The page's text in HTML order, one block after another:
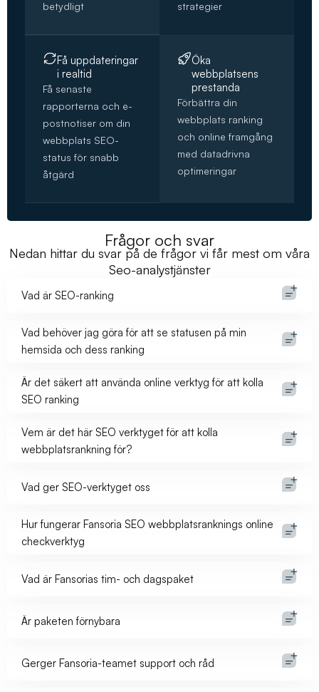
betydligt strategier
Få uppdateringar
i realtid
Få senaste
rapporterna och e-
postnotiser om din
webbplats SEO-
status för snabb
åtgärd
Öka
webbplatsens
prestanda
Förbättra din
webbplats ranking
och online framgång
med datadrivna
optimeringar
Frågor och svar
Nedan hittar du svar på de frågor vi får mest om våra
Seo-analystjänster
Vad är SEO-ranking
Vad behöver jag göra för att se statusen på min
hemsida och dess ranking
Är det säkert att använda online verktyg för att kolla
SEO ranking
Vem är det här SEO verktyget för att kolla
webbplatsrankning för?
Vad ger SEO-verktyget oss
Hur fungerar Fansoria SEO webbplatsranknings online
checkverktyg
Vad är Fansorias tim- och dagspaket
Är paketen förnybara
Gerger Fansoria-teamet support och råd